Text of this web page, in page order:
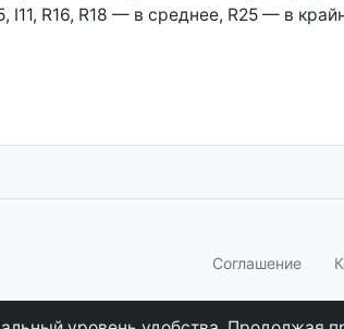
R16, R18 — в среднее, R25 — в
Соглашение